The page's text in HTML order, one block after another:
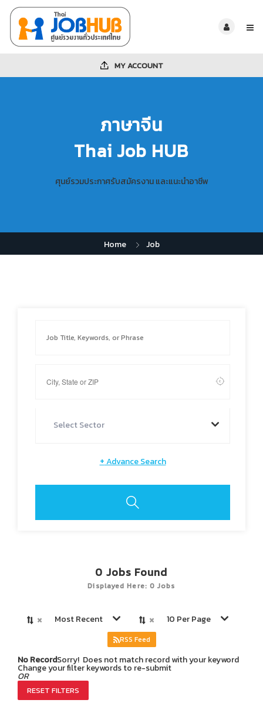
MY ACCOUNT
ภาษาจีน
Thai Job HUB
ศุนย์รวมประกาศรับสมัครงาน และแนะนำอาชีพ
Home Job
Select Sector
+Advance Search
0 Jobs Found
Displayed Here: 0 Jobs
× Most Recent × 10 Per Page
RSS Feed
No RecordSorry! Does not match record with your keyword
Change your filter keywords to re-submit
OR
RESET FILTERS